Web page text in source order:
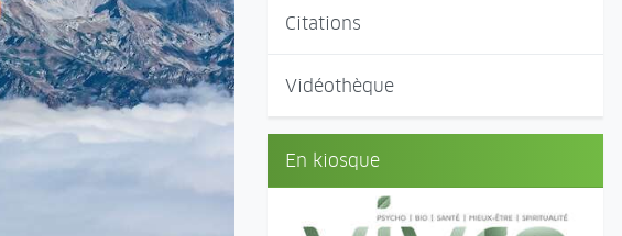
Citations
Vidéothèque
En kiosque